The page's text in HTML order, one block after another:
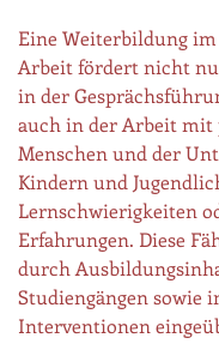
Eine Weiterbildung
Arbeit fördert nicht
in der
auch in der Arbeit mit
Menschen und der
Kindern und
Lernschwierigkeiten
Erfahrungen. Diese
durch
Studiengängen sowie
Interventionen